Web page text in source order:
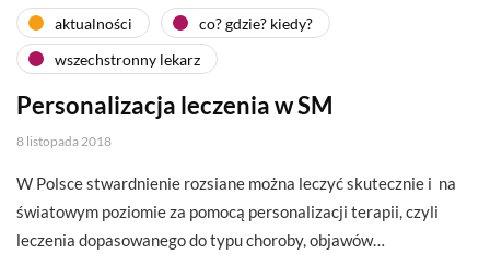
aktualności
co? gdzie? kiedy?
wszechstronny lekarz
Personalizacja leczenia w SM
8 listopada 2018
W Polsce stwardnienie rozsiane można leczyć skutecznie i na
światowym poziomie za pomocą personalizacji terapii, czyli
leczenia dopasowanego do typu choroby, objawów…